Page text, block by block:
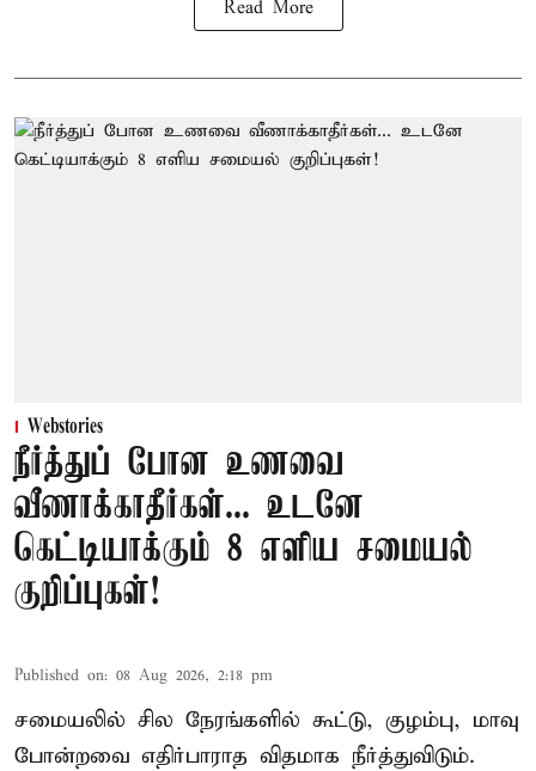
Read More
Webstories
நீர்த்துப் போன உணவை
வீணாக்காதீர்கள்... உடனே
கெட்டியாக்கும் 8 எளிய சமையல்
குறிப்புகள்!
Published on: 08 Aug 2026, 2:18 pm
சமையலில் சில நேரங்களில் கூட்டு, குழம்பு, மாவு
போன்றவை எதிர்பாராத விதமாக நீர்த்துவிடும்.